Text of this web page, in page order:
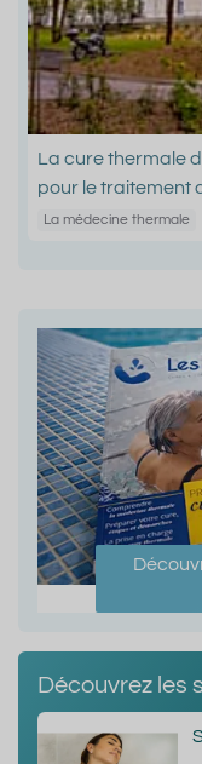
La cure thermale
pour le traitement
La médecine thermale
Découvrez les